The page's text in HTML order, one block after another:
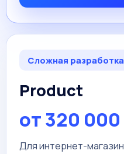
Сложная разработка
Product
от 320
Для интернет-